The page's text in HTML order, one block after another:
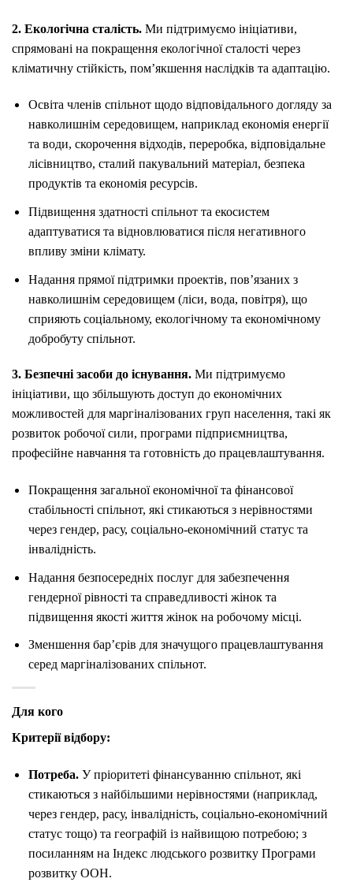
2. Екологічна сталість. Ми підтримуємо ініціативи,
спрямовані на покращення екологічної сталості через
кліматичну стійкість, пом’якшення наслідків та адаптацію.
Освіта членів спільнот щодо відповідального догляду за
навколишнім середовищем, наприклад економія енергії
та води, скорочення відходів, переробка, відповідальне
лісівництво, сталий пакувальний матеріал, безпека
продуктів та економія ресурсів.
Підвищення здатності спільнот та екосистем
адаптуватися та відновлюватися після негативного
впливу зміни клімату.
Надання прямої підтримки проектів, пов’язаних з
навколишнім середовищем (ліси, вода, повітря), що
сприяють соціальному, екологічному та економічному
добробуту спільнот.
3. Безпечні засоби до існування. Ми підтримуємо
ініціативи, що збільшують доступ до економічних
можливостей для маргіналізованих груп населення, такі як
розвиток робочої сили, програми підприємництва,
професійне навчання та готовність до працевлаштування.
Покращення загальної економічної та фінансової
стабільності спільнот, які стикаються з нерівностями
через гендер, расу, соціально-економічний статус та
інвалідність.
Надання безпосередніх послуг для забезпечення
гендерної рівності та справедливості жінок та
підвищення якості життя жінок на робочому місці.
Зменшення бар’єрів для значущого працевлаштування
серед маргіналізованих спільнот.
Для кого
Критерії відбору:
Потреба.У пріоритеті фінансуванню спільнот, які
стикаються з найбільшими нерівностями (наприклад,
через гендер, расу, інвалідність, соціально-економічний
статус тощо) та географій із найвищою потребою; з
посиланням на Індекс людського розвитку Програми
розвитку ООН.